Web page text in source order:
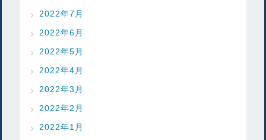
2022年7月
2022年6月
2022年5月
2022年4月
2022年3月
2022年2月
2022年1月